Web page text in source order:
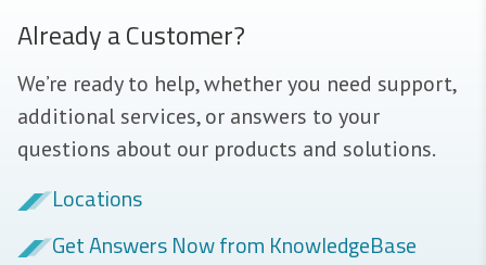
Already a Customer?
We’re ready to help, whether you need support,
additional services, or answers to your
questions about our products and solutions.
Locations
Get Answers Now from KnowledgeBase